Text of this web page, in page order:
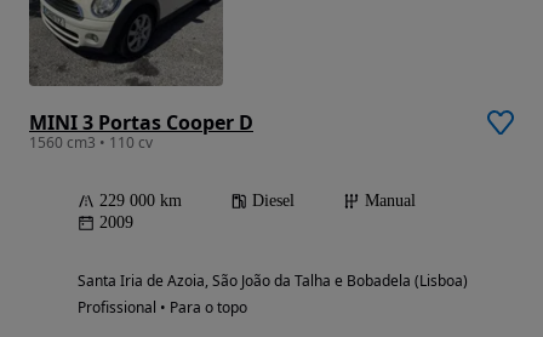
MINI 3 Portas Cooper D
1560 cm3 • 110 cv
229 000 km Diesel
Manual
2009
Santa Iria de Azoia, São João da Talha e Bobadela (Lisboa)
Profissional • Para o topo